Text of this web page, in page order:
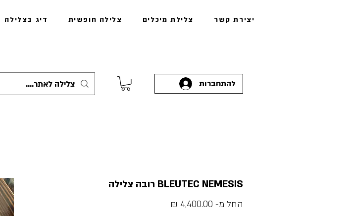
דיג בצלילה צלילה חופשית צלילת מיכלים יצירת קשר
להתחברות
BLEUTEC NEMESIS רובה צלילה
החל מ- 4,400.00 ₪